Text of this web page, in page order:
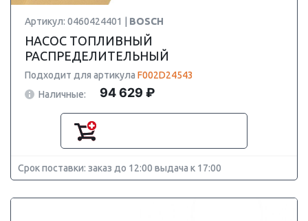
Артикул: 0460424401 | BOSCH
НАСОС ТОПЛИВНЫЙ
РАСПРЕДЕЛИТЕЛЬНЫЙ
Подходит для артикула F002D24543
Наличные:
94 629 ₽
Срок поставки: заказ до 12:00 выдача к 17:00